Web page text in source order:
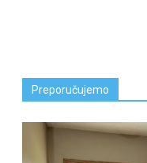
Preporučujemo